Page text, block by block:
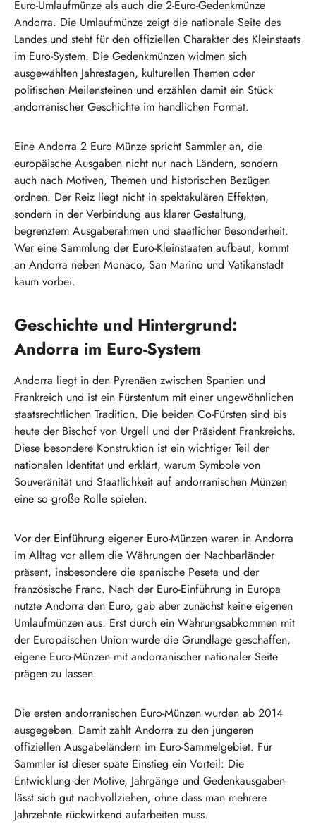
Euro-Umlaufmünze als auch die 2-Euro-Gedenkmünze
Andorra. Die Umlaufmünze zeigt die nationale Seite des
Landes und steht für den offiziellen Charakter des Kleinstaats
im Euro-System. Die Gedenkmünzen widmen sich
ausgewählten Jahrestagen, kulturellen Themen oder
politischen Meilensteinen und erzählen damit ein Stück
andorranischer Geschichte im handlichen Format.
Eine Andorra 2 Euro Münze spricht Sammler an, die
europäische Ausgaben nicht nur nach Ländern, sondern
auch nach Motiven, Themen und historischen Bezügen
ordnen. Der Reiz liegt nicht in spektakulären Effekten,
sondern in der Verbindung aus klarer Gestaltung,
begrenztem Ausgaberahmen und staatlicher Besonderheit.
Wer eine Sammlung der Euro-Kleinstaaten aufbaut, kommt
an Andorra neben Monaco, San Marino und Vatikanstadt
kaum vorbei.
Geschichte und Hintergrund:
Andorra im Euro-System
Andorra liegt in den Pyrenäen zwischen Spanien und
Frankreich und ist ein Fürstentum mit einer ungewöhnlichen
staatsrechtlichen Tradition. Die beiden Co-Fürsten sind bis
heute der Bischof von Urgell und der Präsident Frankreichs.
Diese besondere Konstruktion ist ein wichtiger Teil der
nationalen Identität und erklärt, warum Symbole von
Souveränität und Staatlichkeit auf andorranischen Münzen
eine so große Rolle spielen.
Vor der Einführung eigener Euro-Münzen waren in Andorra
im Alltag vor allem die Währungen der Nachbarländer
präsent, insbesondere die spanische Peseta und der
französische Franc. Nach der Euro-Einführung in Europa
nutzte Andorra den Euro, gab aber zunächst keine eigenen
Umlaufmünzen aus. Erst durch ein Währungsabkommen mit
der Europäischen Union wurde die Grundlage geschaffen,
eigene Euro-Münzen mit andorranischer nationaler Seite
prägen zu lassen.
Die ersten andorranischen Euro-Münzen wurden ab 2014
ausgegeben. Damit zählt Andorra zu den jüngeren
offiziellen Ausgabeländern im Euro-Sammelgebiet. Für
Sammler ist dieser späte Einstieg ein Vorteil: Die
Entwicklung der Motive, Jahrgänge und Gedenkausgaben
lässt sich gut nachvollziehen, ohne dass man mehrere
Jahrzehnte rückwirkend aufarbeiten muss.